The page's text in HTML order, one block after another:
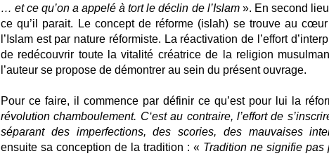
… et ce qu’on a appelé à tort le déclin de l’Islam». En second
ce qu’il parait. Le concept de réforme (islah) se trouve au
l’Islam est par nature réformiste. La réactivation de l’effort
de redécouvrir toute la vitalité créatrice de la religion
l’auteur se propose de démontrer au sein du présent ouvrage.
Pour ce faire, il commence par définir ce qu’est pour lui la
révolution chamboulement. C‘est au contraire, l’effort de
séparant des imperfections, des scories, des mauvaises
ensuite sa conception de la tradition : « Tradition ne signifie